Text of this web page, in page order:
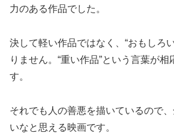
力のある作品でした。
決して軽い作品ではなく、“おもしろ
りません。“重い作品”という言葉が相
す。
それでも人の善悪を描いているので
いなと思える映画です。